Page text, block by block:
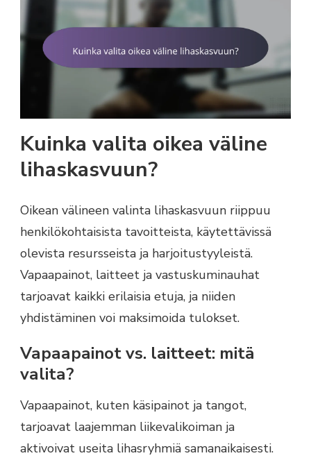
Kuinka valita oikea väline
lihaskasvuun?
Oikean välineen valinta lihaskasvuun riippuu
henkilökohtaisista tavoitteista, käytettävissä
olevista resursseista ja harjoitustyyleistä.
Vapaapainot, laitteet ja vastuskuminauhat
tarjoavat kaikki erilaisia etuja, ja niiden
yhdistäminen voi maksimoida tulokset.
Vapaapainot vs. laitteet: mitä
valita?
Vapaapainot, kuten käsipainot ja tangot,
tarjoavat laajemman liikevalikoiman ja
aktivoivat useita lihasryhmiä samanaikaisesti.